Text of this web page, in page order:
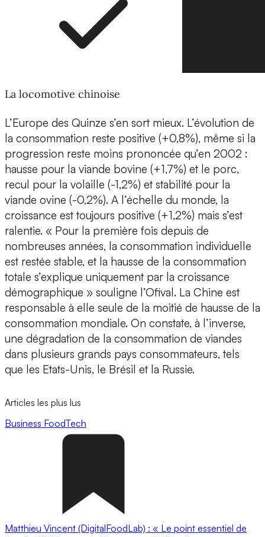
La locomotive chinoise
L’Europe des Quinze s’en sort mieux. L’évolution de
la consommation reste positive (+0,8%), même si la
progression reste moins prononcée qu’en 2002 :
hausse pour la viande bovine (+1,7%) et le porc,
recul pour la volaille (-1,2%) et stabilité pour la
viande ovine (-0,2%). A l’échelle du monde, la
croissance est toujours positive (+1,2%) mais s’est
ralentie. « Pour la première fois depuis de
nombreuses années, la consommation individuelle
est restée stable, et la hausse de la consommation
totale s’explique uniquement par la croissance
démographique » souligne l’Ofival. La Chine est
responsable à elle seule de la moitié de hausse de la
consommation mondiale. On constate, à l’inverse,
une dégradation de la consommation de viandes
dans plusieurs grands pays consommateurs, tels
que les Etats-Unis, le Brésil et la Russie.
Articles les plus lus
Business FoodTech
Matthieu Vincent (DigitalFoodLab) : « Le point essentiel de